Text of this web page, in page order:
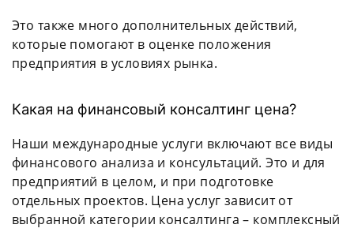
Это также много дополнительных действий,
которые помогают в оценке положения
предприятия в условиях рынка.
Какая на финансовый консалтинг цена?
Наши международные услуги включают все виды
финансового анализа и консультаций. Это и для
предприятий в целом, и при подготовке
отдельных проектов. Цена услуг зависит от
выбранной категории консалтинга – комплексный